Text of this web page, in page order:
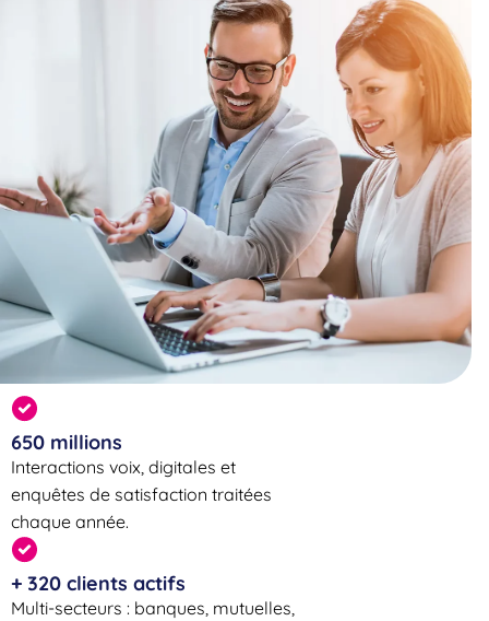
650 millions
Interactions voix, digitales et
enquêtes de satisfaction traitées
chaque année.
+ 320 clients actifs
Multi-secteurs : banques, mutuelles,